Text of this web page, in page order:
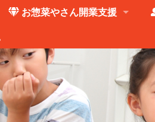
お惣菜やさん開業支援